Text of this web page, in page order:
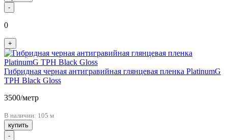
-
0
+
Гибридная черная антигравийная глянцевая пленка PlatinumG
TPH Black Gloss
3500/метр
В наличии: 105 м
купить
-